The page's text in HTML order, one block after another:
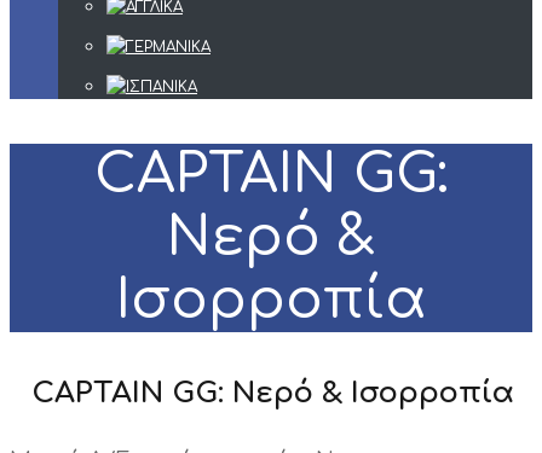
CAPTAIN GG:
Νερό &
Ισορροπία
CAPTAIN GG: Νερό & Ισορροπία